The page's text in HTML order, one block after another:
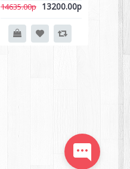
14635.00р 13200.00р